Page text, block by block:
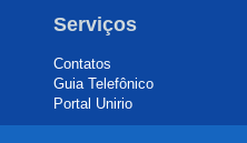
Serviços
Contatos
Guia Telefônico
Portal Unirio